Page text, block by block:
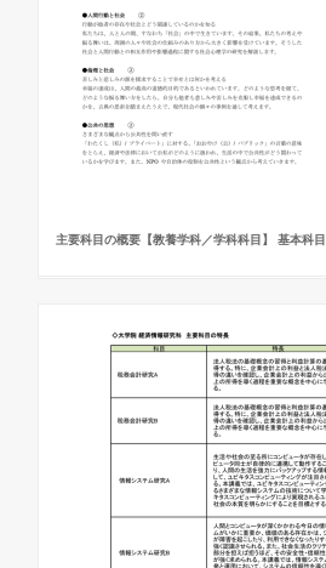
主要科目の概要【教養学科／学科科目】 基本科目